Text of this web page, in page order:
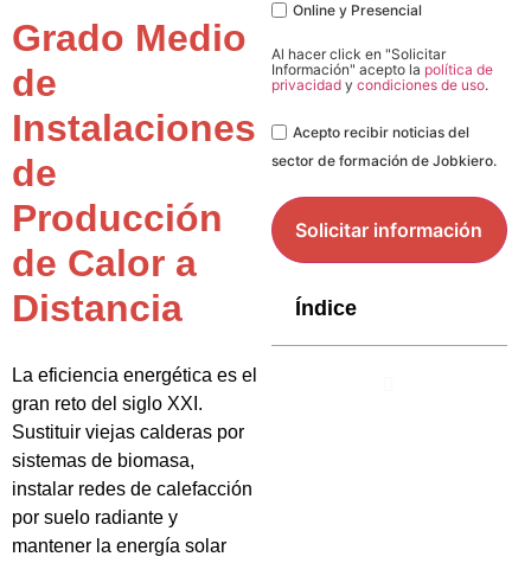
Grado Medio
de
Instalaciones
de
Producción
de Calor a
Distancia
La eficiencia energética es el
gran reto del siglo XXI.
Sustituir viejas calderas por
sistemas de biomasa,
instalar redes de calefacción
por suelo radiante y
mantener la energía solar
Online y Presencial
Al hacer click en "Solicitar
Información" acepto la política de
privacidad y condiciones de uso.
LegalAcepto recibir noticias del
sector de formación de Jobkiero.
Índice